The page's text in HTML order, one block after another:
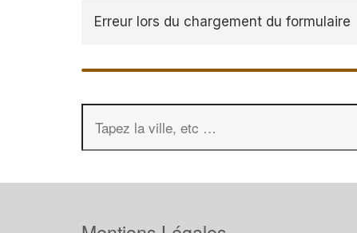
Erreur lors du chargement du formulaire